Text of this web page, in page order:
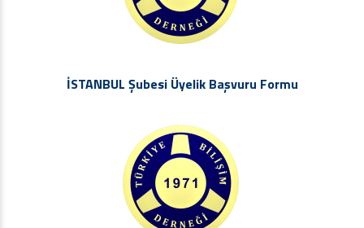
İSTANBUL Şubesi Üyelik Başvuru Formu